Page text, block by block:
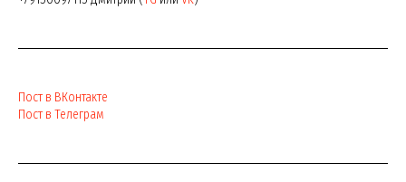
Пост в ВКонтакте
Пост в Телеграм